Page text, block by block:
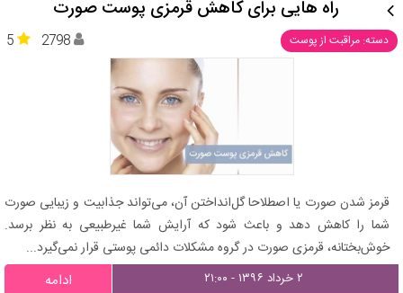
راه‌ هایی برای کاهش قرمزی پوست صورت
دسته: مراقبت از پوست 5 2798
قرمز شدن صورت یا اصطلاحا گل‌انداختن آن، می‌تواند جذابیت و زیبایی صورت
شما را کاهش دهد و باعث شود که آرایش شما غیرطبیعی به نظر برسد.
خوش‌بختانه، قرمزی صورت در گروه مشکلات دائمی پوستی قرار نمی‌گیرد...
۲ خرداد ۱۳۹۶ - ۲۱:۰۰ ادامه